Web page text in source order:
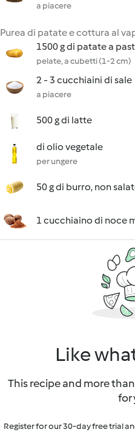
a piacere
Purea di patate e cottura al
1500 g di patate a
pelate, a cubetti (1-2 cm)
2 - 3 cucchiaini di sale
a piacere
500 g di latte
di olio vegetale
per ungere
50 g di burro, non
1 cucchiaino di noce
Like
This recipe and more
for
Register for our 30-day free trial